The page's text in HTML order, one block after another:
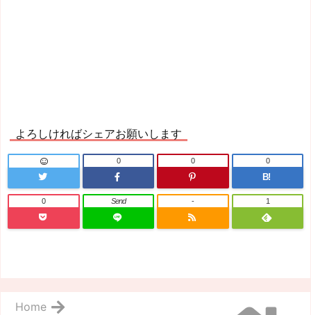
よろしければシェアお願いします
0 0
B!
0
0 Send - 1
Home